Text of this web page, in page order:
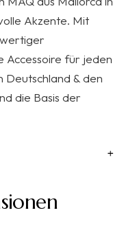
Akzente. Mit
Accessoire für jeden
Deutschland & den
die Basis der